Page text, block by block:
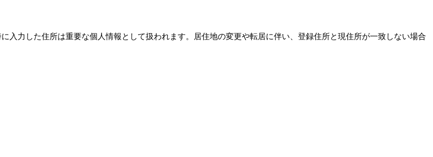
入力した住所は重要な個人情報として扱われます。居住地の変更や転居に伴い、登録住所と現住所が一致しない場合